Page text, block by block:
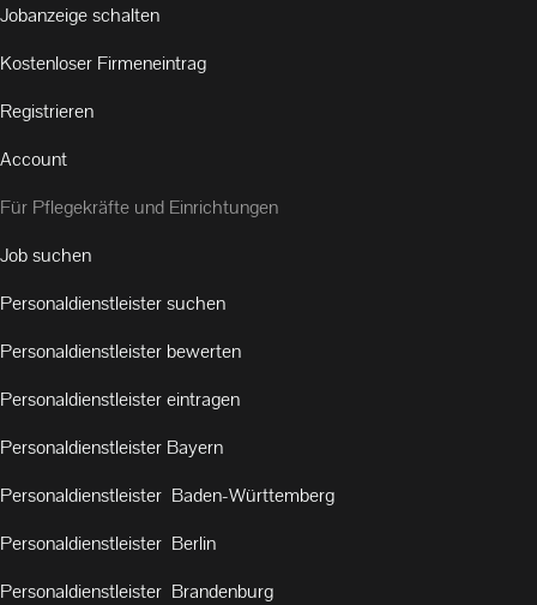
Jobanzeige schalten
Kostenloser Firmeneintrag
Registrieren
Account
Für Pflegekräfte und Einrichtungen
Job suchen
Personaldienstleister suchen
Personaldienstleister bewerten
Personaldienstleister eintragen
Personaldienstleister Bayern
Personaldienstleister Baden-Württemberg
Personaldienstleister Berlin
Personaldienstleister Brandenburg